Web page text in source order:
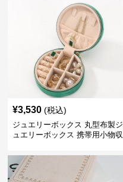
¥3,530 (税込)
ジュエリーボックス 丸型布製ジ
ュエリーボックス 携帯用小物収